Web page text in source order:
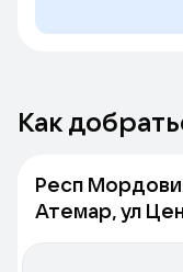
Как
Респ
Атемар, ул